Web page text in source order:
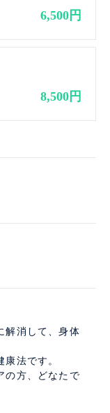
6,500円
8,500円
解消して、身体
法です。
の方、どなたで